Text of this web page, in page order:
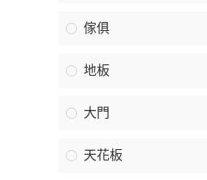
傢俱
地板
大門
天花板